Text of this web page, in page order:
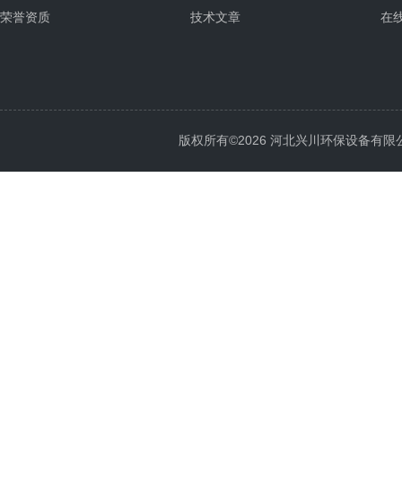
荣誉资质
技术文章
在
版权所有©2026 河北兴川环保设备有